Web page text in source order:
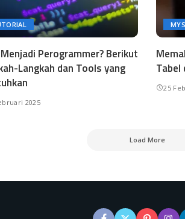
Perogrammer? Berikut
Langkah dan Tools yang
2025
Tabel
25
Load More